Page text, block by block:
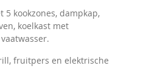
kookzones, dampkap,
koelkast met
fruitpers en elektrische